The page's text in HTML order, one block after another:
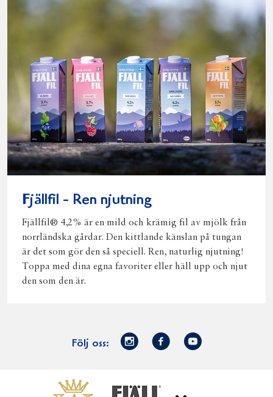
Fjällfil - Ren njutning
Fjällfil® 4,2% är en mild och krämig fil av mjölk från
norrländska gårdar. Den kittlande känslan på tungan
är det som gör den så speciell. Ren, naturlig njutning!
Toppa med dina egna favoriter eller häll upp och njut
den som den är.
Följ oss:
Norrmejerier
Facebook
Youtube
VästerbottensostFjällfil